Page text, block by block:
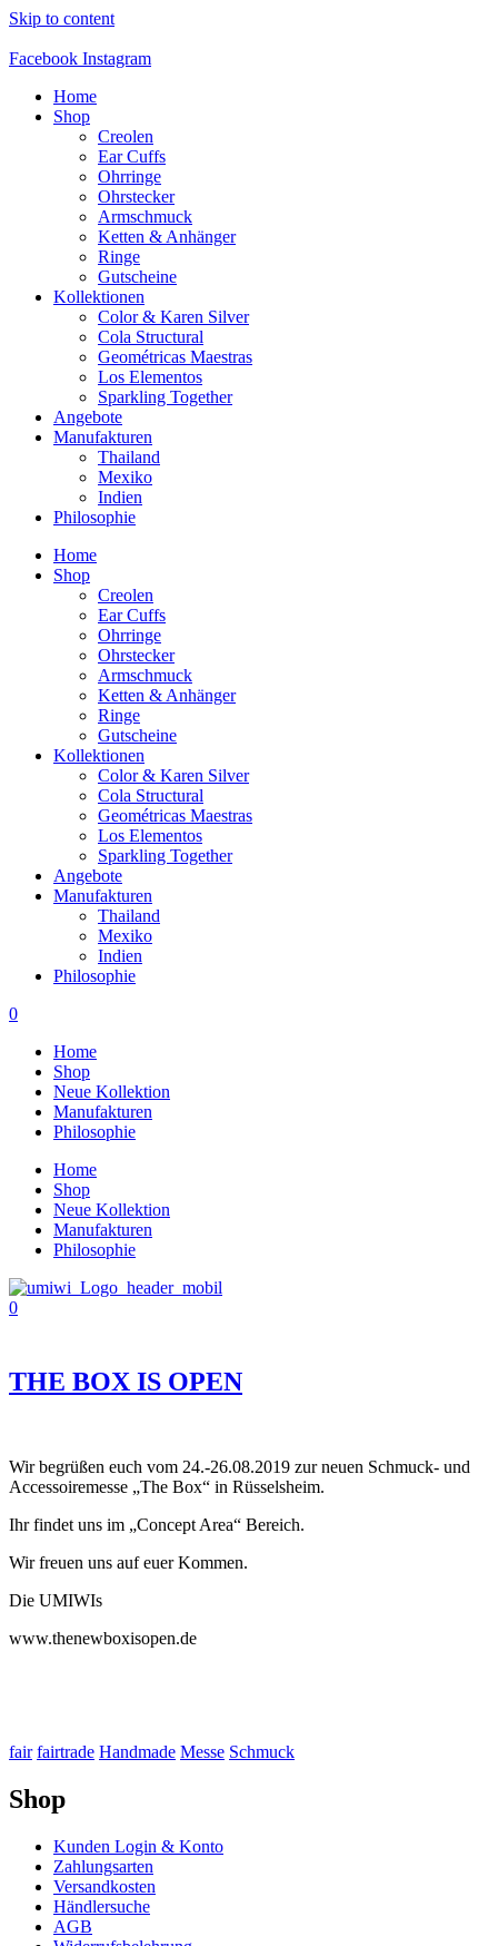
Skip to content
Facebook Instagram
Home
Shop
Creolen
Ear Cuffs
Ohrringe
Ohrstecker
Armschmuck
Ketten & Anhänger
Ringe
Gutscheine
Kollektionen
Color & Karen Silver
Cola Structural
Geométricas Maestras
Los Elementos
Sparkling Together
Angebote
Manufakturen
Thailand
Mexiko
Indien
Philosophie
Home
Shop
Creolen
Ear Cuffs
Ohrringe
Ohrstecker
Armschmuck
Ketten & Anhänger
Ringe
Gutscheine
Kollektionen
Color & Karen Silver
Cola Structural
Geométricas Maestras
Los Elementos
Sparkling Together
Angebote
Manufakturen
Thailand
Mexiko
Indien
Philosophie
0
Home
Shop
Neue Kollektion
Manufakturen
Philosophie
Home
Shop
Neue Kollektion
Manufakturen
Philosophie
0
THE BOX IS OPEN
Wir begrüßen euch vom 24.-26.08.2019 zur neuen Schmuck- und
Accessoiremesse „The Box“ in Rüsselsheim.
Ihr findet uns im „Concept Area“ Bereich.
Wir freuen uns auf euer Kommen.
Die UMIWIs
www.thenewboxisopen.de
(Sildenafil)
ist
Medikament,
fair fairtrade Handmade Messe Schmuck
Shop
Kunden Login & Konto
Zahlungsarten
Versandkosten
Händlersuche
AGB